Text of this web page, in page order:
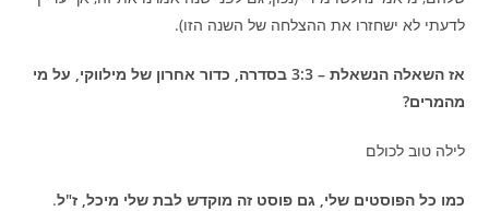
לדעתי לא ישחזרו את ההצלחה של השנה הזו).
אז השאלה הנשאלת – 3:3 בסדרה, כדור אחרון של מילווקי, על מי
מהמרים?
לילה טוב לכולם
כמו כל הפוסטים שלי, גם פוסט זה מוקדש לבת שלי מיכל, ז"ל.